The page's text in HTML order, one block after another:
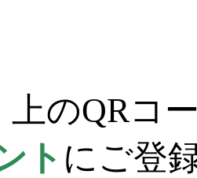
のQRコ
ト にご登